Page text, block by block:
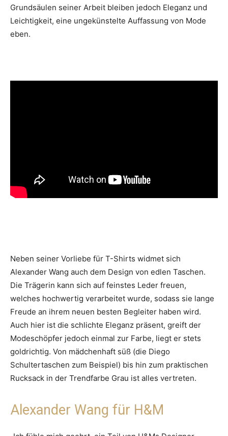
Grundsäulen seiner Arbeit bleiben jedoch Eleganz und
Leichtigkeit, eine ungekünstelte Auffassung von Mode
eben.
Neben seiner Vorliebe für T-Shirts widmet sich
Alexander Wang auch dem Design von edlen Taschen.
Die Trägerin kann sich auf feinstes Leder freuen,
welches hochwertig verarbeitet wurde, sodass sie lange
Freude an ihrem neuen besten Begleiter haben wird.
Auch hier ist die schlichte Eleganz präsent, greift der
Modeschöpfer jedoch einmal zur Farbe, liegt er stets
goldrichtig. Von mädchenhaft süß (die Diego
Schultertaschen zum Beispiel) bis hin zum praktischen
Rucksack in der Trendfarbe Grau ist alles vertreten.
Alexander Wang für H&M